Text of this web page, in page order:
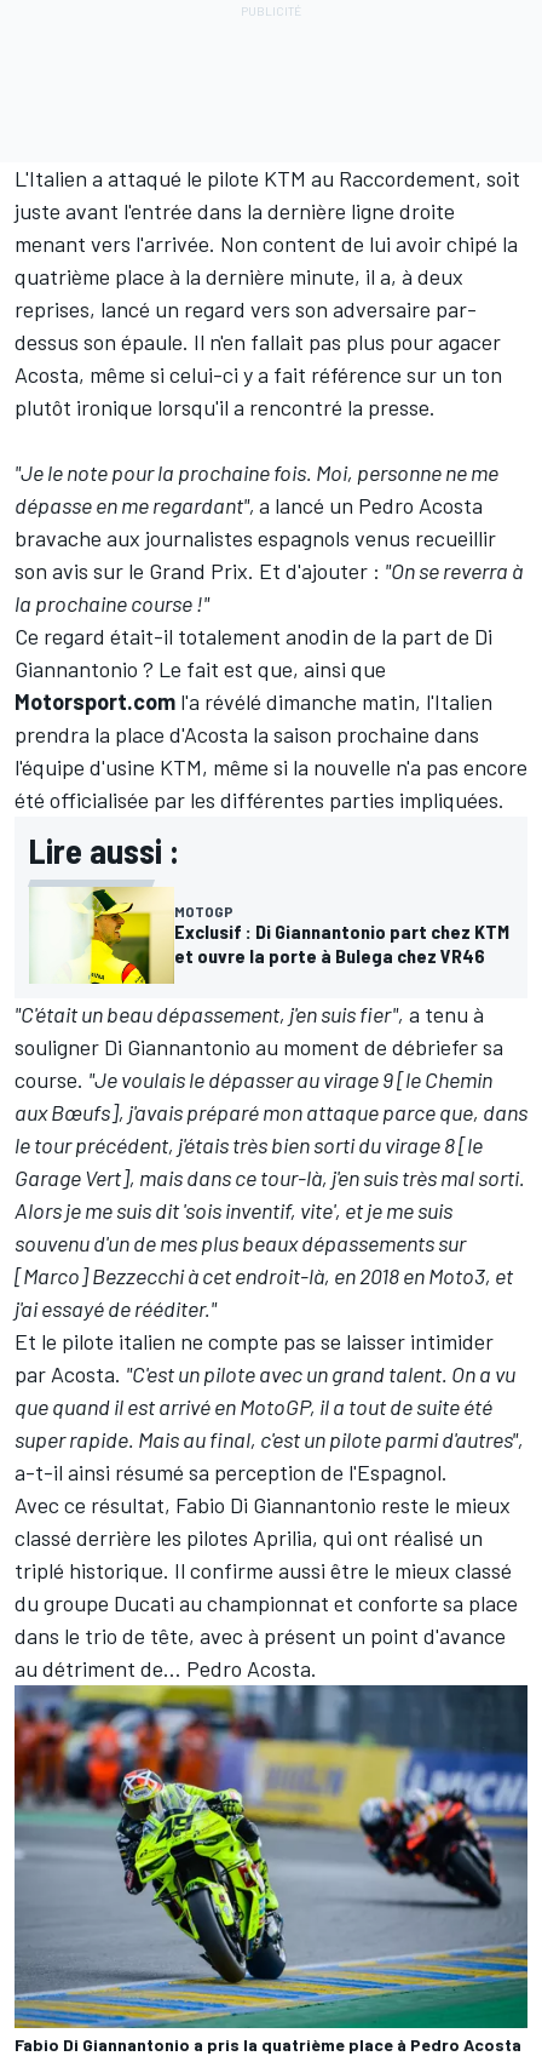
L'Italien a attaqué le pilote KTM au Raccordement, soit
juste avant l'entrée dans la dernière ligne droite
menant vers l'arrivée. Non content de lui avoir chipé la
quatrième place à la dernière minute, il a, à deux
reprises, lancé un regard vers son adversaire par-
dessus son épaule. Il n'en fallait pas plus pour agacer
Acosta, même si celui-ci y a fait référence sur un ton
plutôt ironique lorsqu'il a rencontré la presse.
"Je le note pour la prochaine fois. Moi, personne ne me
dépasse en me regardant", a lancé un Pedro Acosta
bravache aux journalistes espagnols venus recueillir
son avis sur le Grand Prix. Et d'ajouter : "On se reverra à
la prochaine course!"
Ce regard était-il totalement anodin de la part de Di
Giannantonio ? Le fait est que, ainsi que
Motorsport.com l'a révélé dimanche matin, l'Italien
prendra la place d'Acosta la saison prochaine dans
l'équipe d'usine KTM, même si la nouvelle n'a pas encore
été officialisée par les différentes parties impliquées.
Lire aussi :
MOTOGP
Exclusif : Di Giannantonio part chez KTM
et ouvre la porte à Bulega chez VR46
"C'était un beau dépassement, j'en suis fier", a tenu à
souligner Di Giannantonio au moment de débriefer sa
course. "Je voulais le dépasser au virage 9 [le Chemin
aux Bœufs], j'avais préparé mon attaque parce que, dans
le tour précédent, j'étais très bien sorti du virage 8 [le
Garage Vert], mais dans ce tour-là, j'en suis très mal sorti.
Alors je me suis dit 'sois inventif, vite', et je me suis
souvenu d'un de mes plus beaux dépassements sur
[Marco] Bezzecchi à cet endroit-là, en 2018 en Moto3, et
j'ai essayé de rééditer."
Et le pilote italien ne compte pas se laisser intimider
par Acosta. "C'est un pilote avec un grand talent. On a vu
que quand il est arrivé en MotoGP, il a tout de suite été
super rapide. Mais au final, c'est un pilote parmi d'autres",
a-t-il ainsi résumé sa perception de l'Espagnol.
Avec ce résultat, Fabio Di Giannantonio reste le mieux
classé derrière les pilotes Aprilia, qui ont réalisé un
triplé historique. Il confirme aussi être le mieux classé
du groupe Ducati au championnat et conforte sa place
dans le trio de tête, avec à présent un point d'avance
au détriment de… Pedro Acosta.
Fabio Di Giannantonio a pris la quatrième place à Pedro Acosta